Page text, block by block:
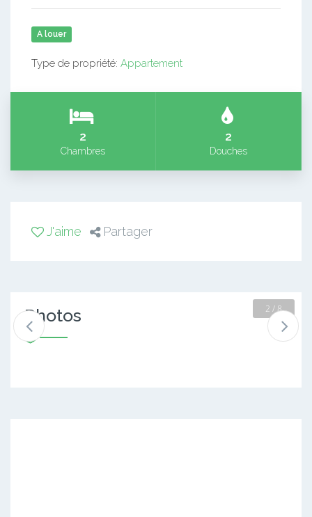
A louer
Type de propriété: Appartement
2
Chambres
2
Douches
J'aime Partager
Photos 2 / 8